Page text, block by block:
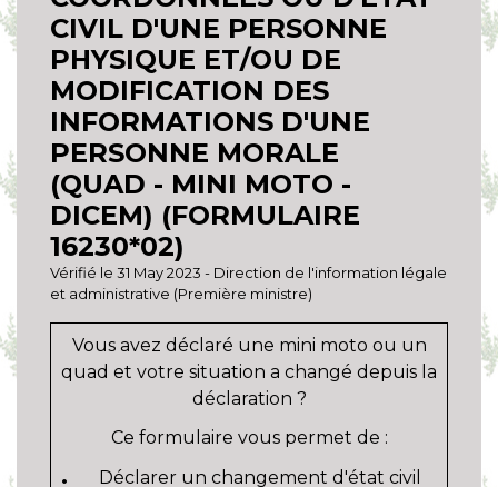
CIVIL D'UNE PERSONNE
PHYSIQUE ET/OU DE
MODIFICATION DES
INFORMATIONS D'UNE
PERSONNE MORALE
(QUAD - MINI MOTO -
DICEM) (FORMULAIRE
16230*02)
Vérifié le 31 May 2023 - Direction de l'information légale
et administrative (Première ministre)
Vous avez déclaré une mini moto ou un
quad et votre situation a changé depuis la
déclaration ?
Ce formulaire vous permet de :
Déclarer un changement d'état civil